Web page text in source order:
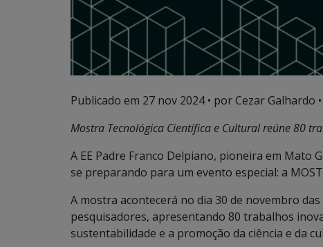
Publicado em 27 nov 2024• por Cezar Galhardo •
Mostra Tecnológica Científica e Cultural reúne 80
A EE Padre Franco Delpiano, pioneira em Mato
se preparando para um evento especial: a
A mostra acontecerá no dia 30 de novembro
pesquisadores, apresentando 80 trabalhos
sustentabilidade e a promoção da ciência e da